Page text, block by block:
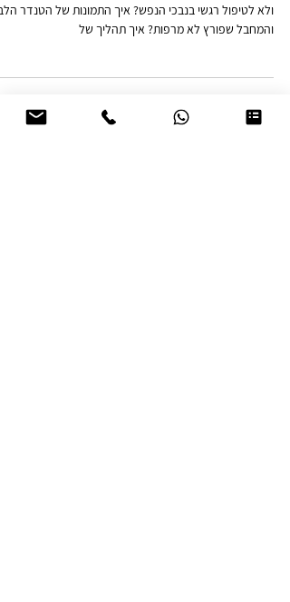
חירום ומשבר משיחות עם אנשי כוחות
הביטחון, זק"א וניצולי המסיבה
והמחבל שפורץ לא מרפות? איך תהליך של